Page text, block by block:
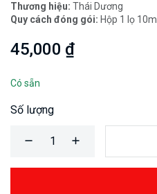
Thương hiệu: Thái Dương
Quy cách đóng gói: Hộp 1 lọ
45,000 ₫
Có sẵn
Số lượng